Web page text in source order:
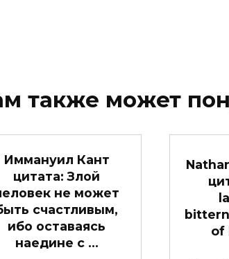
также может
Иммануил Кант
цитата: Злой
не может
счастливым,
ибо оставаясь
наедине с …
of